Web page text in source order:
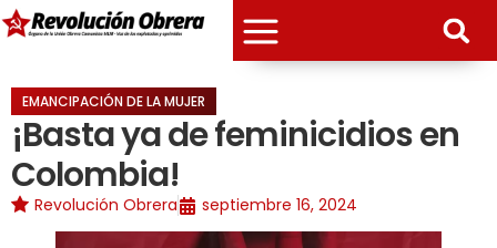
EMANCIPACIÓN DE LA MUJER
¡Basta ya de feminicidios en
Colombia!
Revolución Obrera septiembre 16, 2024